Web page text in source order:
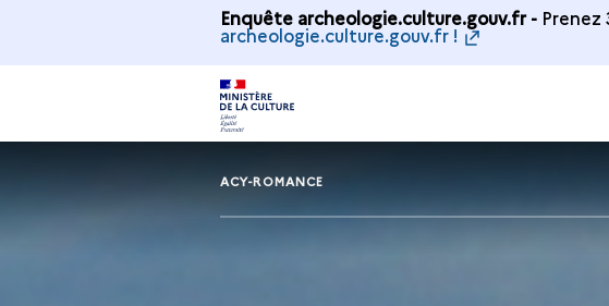
Enquête archeologie.culture.gouv.fr - Prenez
archeologie.culture.gouv.fr !
ACY-ROMANCE